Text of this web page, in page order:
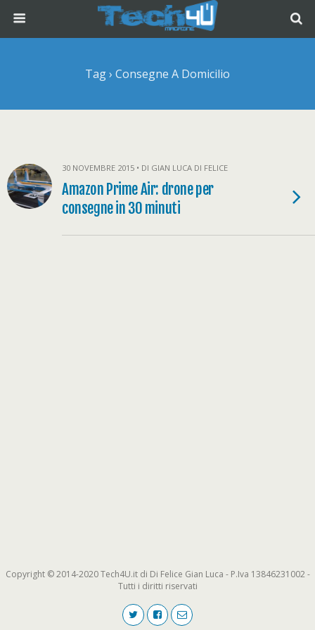
Tag › Consegne A Domicilio
30 NOVEMBRE 2015 • DI GIAN LUCA DI FELICE
Amazon Prime Air: drone per
consegne in 30 minuti
Copyright © 2014-2020 Tech4U.it di Di Felice Gian Luca - P.Iva 13846231002 -
Tutti i diritti riservati